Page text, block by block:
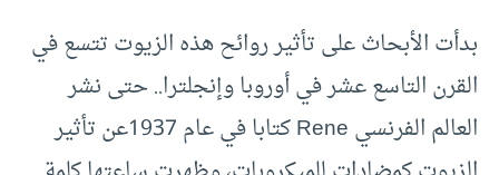
بدأت الأبحاث على تأثير روائح هذه الزيوت تتسع في
القرن التاسع عشر في أوروبا وإنجلترا.. حتى نشر
العالم الفرنسي Rene كتابا في عام 1937عن تأثير